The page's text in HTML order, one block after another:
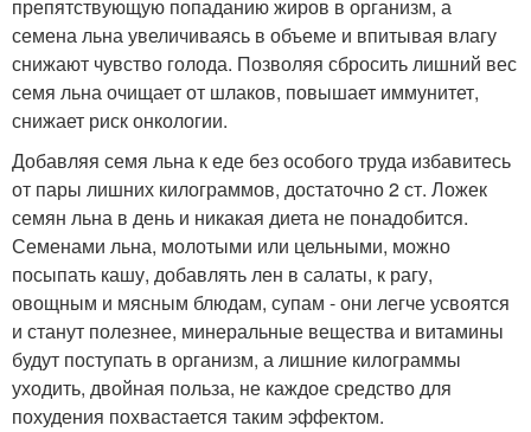
препятствующую попаданию жиров в организм, а
семена льна увеличиваясь в объеме и впитывая влагу
снижают чувство голода. Позволяя сбросить лишний вес
семя льна очищает от шлаков, повышает иммунитет,
снижает риск онкологии.
Добавляя семя льна к еде без особого труда избавитесь
от пары лишних килограммов, достаточно 2 ст. Ложек
семян льна в день и никакая диета не понадобится.
Семенами льна, молотыми или цельными, можно
посыпать кашу, добавлять лен в салаты, к рагу,
овощным и мясным блюдам, супам - они легче усвоятся
и станут полезнее, минеральные вещества и витамины
будут поступать в организм, а лишние килограммы
уходить, двойная польза, не каждое средство для
похудения похвастается таким эффектом.